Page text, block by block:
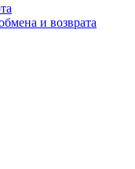
и возврата